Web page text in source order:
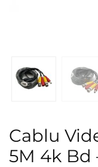
Cablu
5M 4k Bd